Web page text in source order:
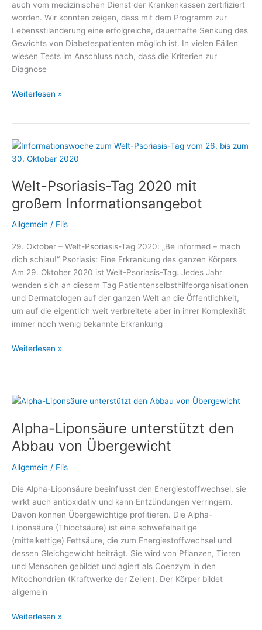
auch vom medizinischen Dienst der Krankenkassen zertifiziert
worden. Wir konnten zeigen, dass mit dem Programm zur
Lebensstiländerung eine erfolgreiche, dauerhafte Senkung des
Gewichts von Diabetespatienten möglich ist. In vielen Fällen
wiesen Tests im Anschluss nach, dass die Kriterien zur
Diagnose
Diabetes
Weiterlesen »
Welt-Psoriasis-Tag 2020 mit
großem Informationsangebot
Allgemein / Elis
29. Oktober – Welt-Psoriasis-Tag 2020: „Be informed – mach
dich schlau!“ Psoriasis: Eine Erkrankung des ganzen Körpers
Am 29. Oktober 2020 ist Welt-Psoriasis-Tag. Jedes Jahr
wenden sich an diesem Tag Patientenselbsthilfeorganisationen
und Dermatologen auf der ganzen Welt an die Öffentlichkeit,
um auf die eigentlich weit verbreitete aber in ihrer Komplexität
immer noch wenig bekannte Erkrankung
Welt-
mit
Informationsangebot
Weiterlesen »
Alpha-Liponsäure unterstützt den
Abbau von Übergewicht
Allgemein / Elis
Die Alpha-Liponsäure beeinflusst den Energiestoffwechsel, sie
wirkt auch antioxidativ und kann Entzündungen verringern.
Davon können Übergewichtige profitieren. Die Alpha-
Liponsäure (Thioctsäure) ist eine schwefelhaltige
(mittelkettige) Fettsäure, die zum Energiestoffwechsel und
dessen Gleichgewicht beiträgt. Sie wird von Pflanzen, Tieren
und Menschen gebildet und agiert als Coenzym in den
Mitochondrien (Kraftwerke der Zellen). Der Körper bildet
allgemein
Alpha-
Weiterlesen »